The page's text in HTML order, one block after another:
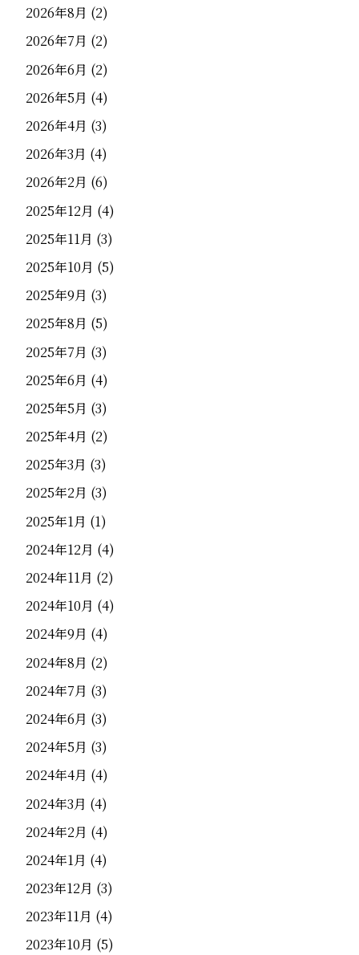
2026年8月 (2)
2026年7月 (2)
2026年6月 (2)
2026年5月 (4)
2026年4月 (3)
2026年3月 (4)
2026年2月 (6)
2025年12月 (4)
2025年11月 (3)
2025年10月 (5)
2025年9月 (3)
2025年8月 (5)
2025年7月 (3)
2025年6月 (4)
2025年5月 (3)
2025年4月 (2)
2025年3月 (3)
2025年2月 (3)
2025年1月 (1)
2024年12月 (4)
2024年11月 (2)
2024年10月 (4)
2024年9月 (4)
2024年8月 (2)
2024年7月 (3)
2024年6月 (3)
2024年5月 (3)
2024年4月 (4)
2024年3月 (4)
2024年2月 (4)
2024年1月 (4)
2023年12月 (3)
2023年11月 (4)
2023年10月 (5)